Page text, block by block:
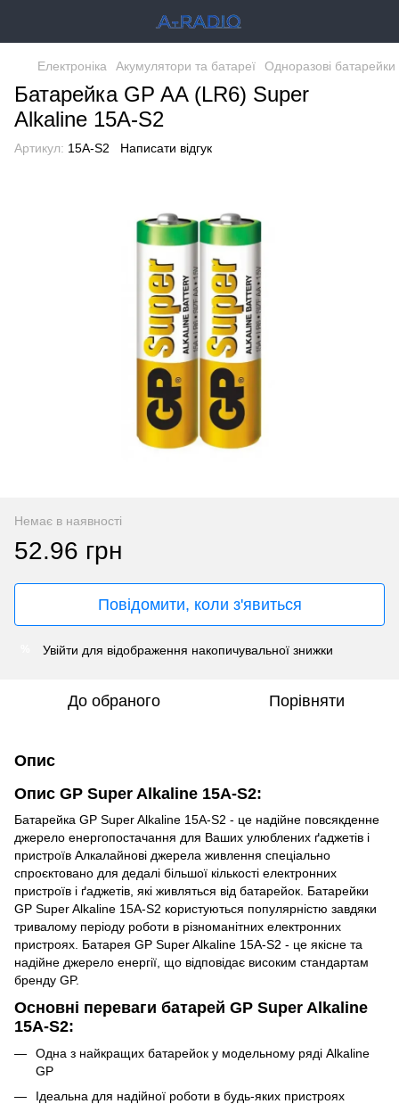
Електроніка Акумулятори та батареї Одноразові батарейки
Батарейка GP AA (LR6) Super
Alkaline 15A-S2
Артикул: 15A-S2 Написати відгук
Немає в наявності
52.96 грн
Повідомити, коли з'явиться
Увійти для відображення накопичувальної знижки
До обраного Порівняти
Опис
Опис GP Super Alkaline 15A-S2:
Батарейка GP Super Alkaline 15A-S2 - це надійне повсякденне
джерело енергопостачання для Ваших улюблених ґаджетів і
пристроїв Алкалайнові джерела живлення спеціально
спроєктовано для дедалі більшої кількості електронних
пристроїв і ґаджетів, які живляться від батарейок. Батарейки
GP Super Alkaline 15A-S2 користуються популярністю завдяки
тривалому періоду роботи в різноманітних електронних
пристроях. Батарея GP Super Alkaline 15A-S2 - це якісне та
надійне джерело енергії, що відповідає високим стандартам
бренду GP.
Основні переваги батарей GP Super Alkaline
15A-S2:
Одна з найкращих батарейок у модельному ряді Alkaline
GP
Ідеальна для надійної роботи в будь-яких пристроях